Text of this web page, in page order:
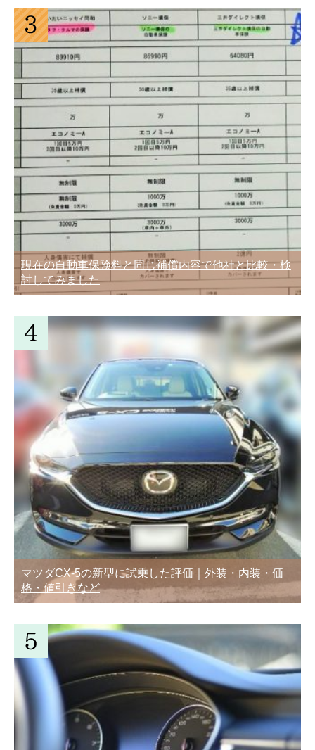
現在の自動車保険料と同じ補償内容で他社と比較・検
討してみました
マツダCX-5の新型に試乗した評価｜外装・内装・価
格・値引きなど